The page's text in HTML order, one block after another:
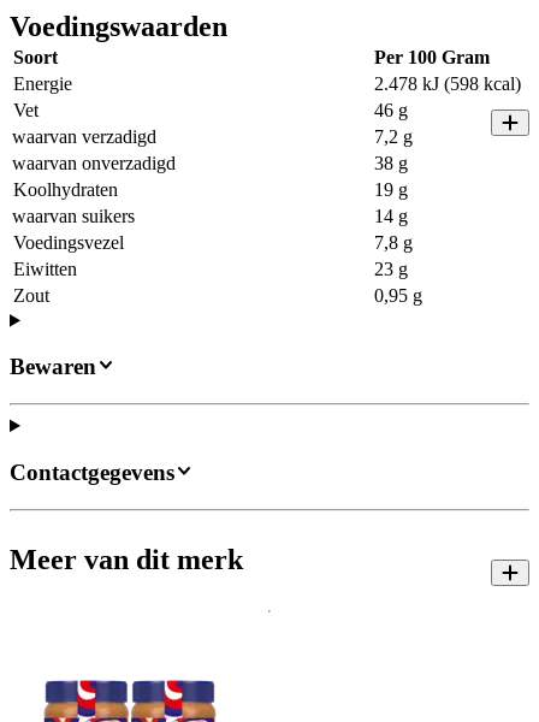
Voedingswaarden
Soort
Per 100 Gram
Energie
2.478 kJ (598 kcal)
Vet
46 g
waarvan verzadigd
7,2 g
waarvan onverzadigd
38 g
Koolhydraten
19 g
waarvan suikers
14 g
Voedingsvezel
7,8 g
Eiwitten
23 g
Zout
0,95 g
Bewaren
Contactgegevens
Meer van dit merk